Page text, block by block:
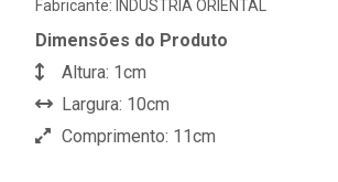
Fabricante: INDUSTRIA ORIENTAL
Dimensões do Produto
Altura: 1cm
Largura: 10cm
Comprimento: 11cm